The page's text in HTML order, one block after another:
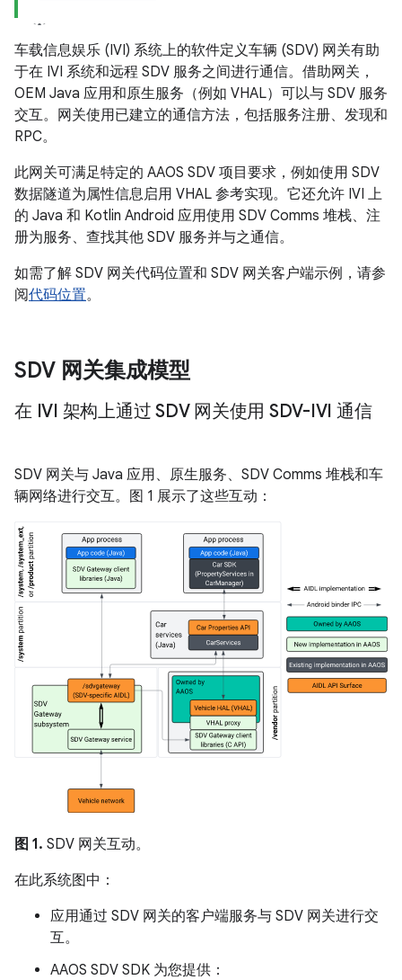
车载信息娱乐 (IVI) 系统上的软件定义车辆 (SDV) 网关有助
于在 IVI 系统和远程 SDV 服务之间进行通信。借助网关，
OEM Java 应用和原生服务（例如 VHAL）可以与 SDV 服务
交互。网关使用已建立的通信方法，包括服务注册、发现和
RPC。
此网关可满足特定的 AAOS SDV 项目要求，例如使用 SDV
数据隧道为属性信息启用 VHAL 参考实现。它还允许 IVI 上
的 Java 和 Kotlin Android 应用使用 SDV Comms 堆栈、注
册为服务、查找其他 SDV 服务并与之通信。
如需了解 SDV 网关代码位置和 SDV 网关客户端示例，请参
阅代码位置。
SDV 网关集成模型
在 IVI 架构上通过 SDV 网关使用 SDV-IVI 通信
SDV 网关与 Java 应用、原生服务、SDV Comms 堆栈和车
辆网络进行交互。图 1 展示了这些互动：
图 1. SDV 网关互动。
在此系统图中：
应用通过 SDV 网关的客户端服务与 SDV 网关进行交
互。
AAOS SDV SDK 为您提供：